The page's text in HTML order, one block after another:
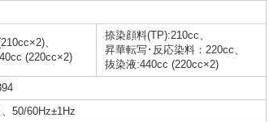
、
(220cc×2)
捺染顔料(TP):210cc、
昇華転写･反応染料：220cc、
抜染液:440cc (220cc×2)
50/60Hz±1Hz